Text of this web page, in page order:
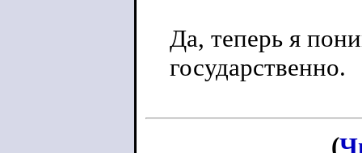
Да, теперь я
государственно.
(